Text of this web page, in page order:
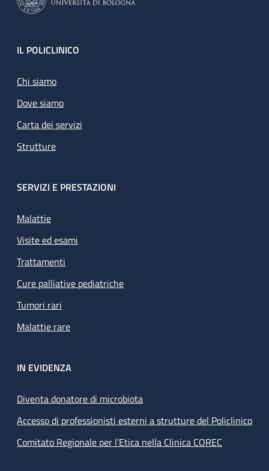
Footer
IL POLICLINICO
Chi siamo
Dove siamo
Carta dei servizi
Strutture
SERVIZI E PRESTAZIONI
Malattie
Visite ed esami
Trattamenti
Cure palliative pediatriche
Tumori rari
Malattie rare
IN EVIDENZA
Diventa donatore di microbiota
Accesso di professionisti esterni a strutture del Policlinico
Comitato Regionale per l’Etica nella Clinica COREC